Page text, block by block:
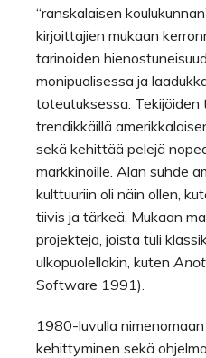
“ranskalaisen
kirjoittajien mukaan
tarinoiden
monipuolisessa ja
toteutuksessa.
trendikkäillä
sekä kehittää pelejä
markkinoille. Alan suhde
kulttuuriin oli näin ollen,
tiivis ja tärkeä. Mukaan
projekteja, joista tuli
ulkopuolellakin, kuten
Software 1991).
1980-luvulla
kehittyminen sekä